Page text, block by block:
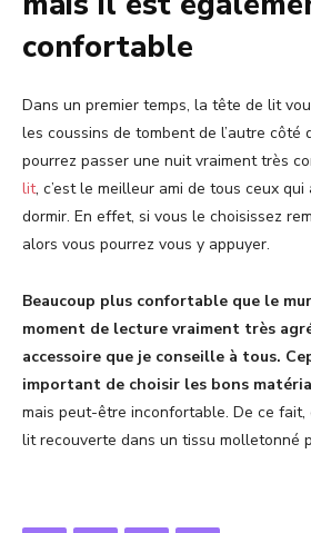
confortable
Dans un premier temps, la tête de lit
les coussins de tombent de l’autre côté
pourrez passer une nuit vraiment très
lit, c’est le meilleur ami de tous ceux
dormir. En effet, si vous le choisissez
alors vous pourrez vous y appuyer.
Beaucoup plus confortable que le
moment de lecture vraiment très
accessoire que je conseille à tous.
important de choisir les bons
mais peut-être inconfortable. De ce
lit recouverte dans un tissu molletonné